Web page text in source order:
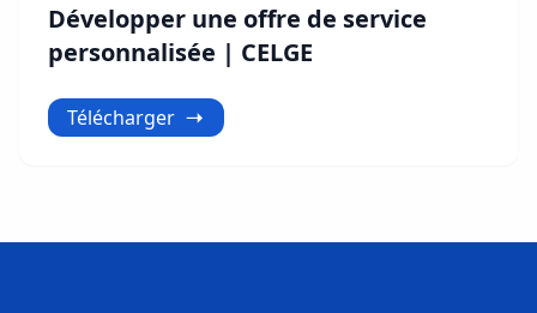
Développer une offre de service
personnalisée | CELGE
Télécharger